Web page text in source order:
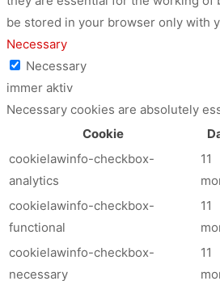
be stored in your browser only with
Necessary
Necessary
immer aktiv
Necessary cookies are absolutely
Cookie
cookielawinfo-checkbox-
analytics
11
cookielawinfo-checkbox-
functional
11
cookielawinfo-checkbox-
necessary
11